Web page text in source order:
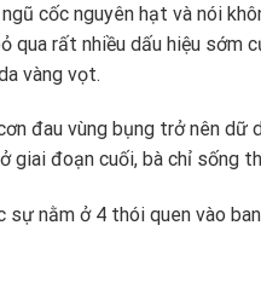
cốc nguyên hạt và nói
qua rất nhiều dấu hiệu sớm
vàng vọt.
đau vùng bụng trở nên dữ
giai đoạn cuối, bà chỉ sống
sự nằm ở 4 thói quen vào